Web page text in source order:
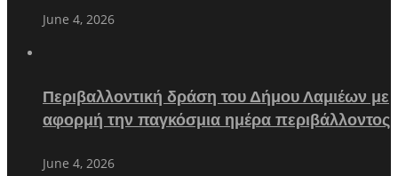
June 4, 2026
Περιβαλλοντική δράση του Δήμου Λαμιέων με
αφορμή την παγκόσμια ημέρα περιβάλλοντος
June 4, 2026